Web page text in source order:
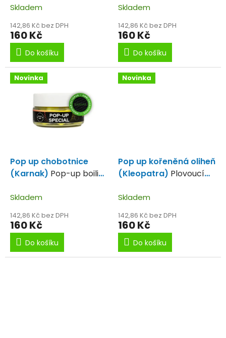
Skladem
142,86 Kč bez DPH
160 Kč
Do košíku
přichutí klobásky.
Skladem
142,86 Kč bez DPH
160 Kč
Do košíku
Novinka
Pop up chobotnice
(Karnak) Pop-up boilies
vzplývavostí s příchutí
chobotnic, a s
nádechem olihní a
oceánu.
Skladem
142,86 Kč bez DPH
160 Kč
Do košíku
Novinka
Pop up kořeněná oliheň
(Kleopatra) Plovoucí
Skladem
142,86 Kč bez DPH
160 Kč
Do košíku